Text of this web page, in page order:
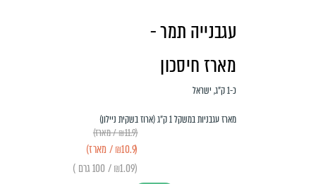
עגבנייה תמר -
מארז חיסכון
כ-1 ק"ג, ישראל
מארז עגבניות במשקל 1 ק״ג (ארוז בשקית ניילון)
(₪11.9 / מארז)
(₪10.9 / מארז)
(₪1.09 / 100 גרם )